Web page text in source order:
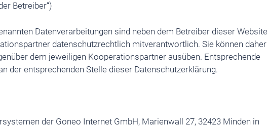
Betreiber“)
Datenverarbeitungen sind neben dem Betreiber dieser Website
datenschutzrechtlich mitverantwortlich. Sie können daher
dem jeweiligen Kooperationspartner ausüben. Entsprechende
der entsprechenden Stelle dieser Datenschutzerklärung.
der Goneo Internet GmbH, Marienwall 27, 32423 Minden in